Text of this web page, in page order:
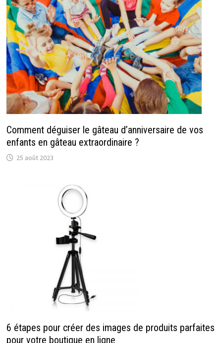
Comment déguiser le gâteau d’anniversaire de vos
enfants en gâteau extraordinaire ?
25 août 2023
6 étapes pour créer des images de produits parfaites
pour votre boutique en ligne